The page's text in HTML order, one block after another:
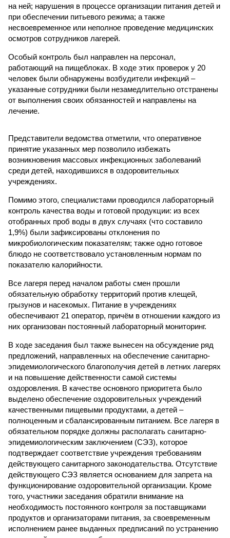
на ней; нарушения в процессе организации питания детей и
при обеспечении питьевого режима; а также
несвоевременное или неполное проведение медицинских
осмотров сотрудников лагерей.
Особый контроль был направлен на персонал,
работающий на пищеблоках. В ходе этих проверок у 20
человек были обнаружены возбудители инфекций –
указанные сотрудники были незамедлительно отстранены
от выполнения своих обязанностей и направлены на
лечение.
Представители ведомства отметили, что оперативное
принятие указанных мер позволило избежать
возникновения массовых инфекционных заболеваний
среди детей, находившихся в оздоровительных
учреждениях.
Помимо этого, специалистами проводился лабораторный
контроль качества воды и готовой продукции: из всех
отобранных проб воды в двух случаях (что составило
1,9%) были зафиксированы отклонения по
микробиологическим показателям; также одно готовое
блюдо не соответствовало установленным нормам по
показателю калорийности.
Все лагеря перед началом работы смен прошли
обязательную обработку территорий против клещей,
грызунов и насекомых. Питание в учреждениях
обеспечивают 21 оператор, причём в отношении каждого из
них организован постоянный лабораторный мониторинг.
В ходе заседания был также вынесен на обсуждение ряд
предложений, направленных на обеспечение санитарно-
эпидемиологического благополучия детей в летних лагерях
и на повышение действенности самой системы
оздоровления. В качестве основного приоритета было
выделено обеспечение оздоровительных учреждений
качественными пищевыми продуктами, а детей –
полноценным и сбалансированным питанием. Все лагеря в
обязательном порядке должны располагать санитарно-
эпидемиологическим заключением (СЭЗ), которое
подтверждает соответствие учреждения требованиям
действующего санитарного законодательства. Отсутствие
действующего СЭЗ является основанием для запрета на
функционирование оздоровительной организации. Кроме
того, участники заседания обратили внимание на
необходимость постоянного контроля за поставщиками
продуктов и организаторами питания, за своевременным
исполнением ранее выданных предписаний по устранению